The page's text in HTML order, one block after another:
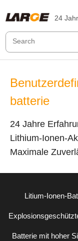
24
batterie
24 Jahre
Lithium-Ionen-
Maximale
Litium-Ionen-
Batterie mit hoher